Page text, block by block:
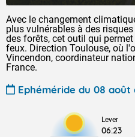
Avec le changement
plus vulnérables à des
des forêts, cet outil qui
feux. Direction Toulouse, où
Vincendon, coordinateur
France.
Ephéméride du 08
Lever
06:23